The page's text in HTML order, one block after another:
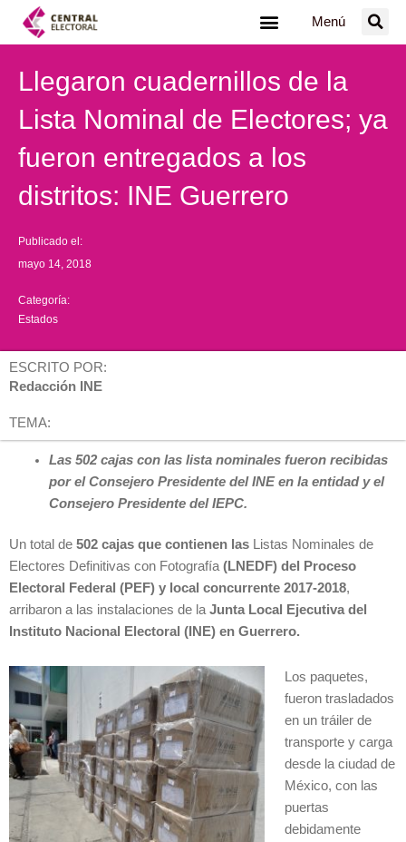
Menú
Llegaron cuadernillos de la
Lista Nominal de Electores; ya
fueron entregados a los
distritos: INE Guerrero
Publicado el:
mayo 14, 2018
Categoría:
Estados
ESCRITO POR:
Redacción INE
TEMA:
Las 502 cajas con las lista nominales fueron recibidas
por el Consejero Presidente del INE en la entidad y el
Consejero Presidente del IEPC.
Un total de 502 cajas que contienen las Listas Nominales de
Electores Definitivas con Fotografía(LNEDF) del Proceso
Electoral Federal (PEF) y local concurrente 2017-2018,
arribaron a las instalaciones de laJunta Local Ejecutiva del
Instituto Nacional Electoral (INE) en Guerrero.
Los paquetes,
fueron trasladados
en un tráiler de
transporte y carga
desde la ciudad de
México, con las
puertas
debidamente